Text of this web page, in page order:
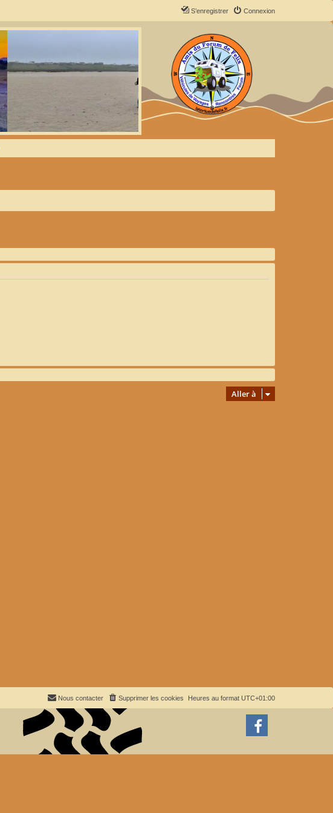
Connexion
S’enregistrer
Aller à
Heures au format UTC+01:00
Supprimer les cookies
Nous contacter